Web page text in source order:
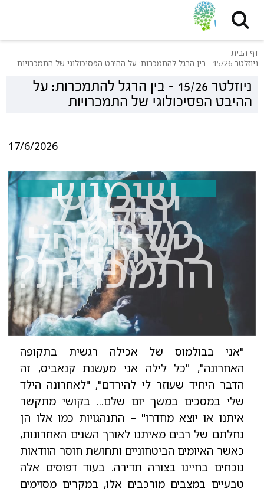
דף הבית
ניוזלטר 15/26 - בין הרגל להתמכרות: על ההיבט הפסיכולוגי של התמכרויות
ניוזלטר 15/26 - בין הרגל להתמכרות: על
ההיבט הפסיכולוגי של התמכרויות
17/6/2026
שימוש
יתר על
רקע
מלחמה:
כיצד נוכל
למנוע
התמכרות?
"אני בבולמוס של אכילה רגשית בתקופה
האחרונה", "כל לילה אני מעשנת קנאביס, זה
הדבר היחיד שעוזר לי להירדם", "לאחרונה הילד
שלי במסכים במשך יום שלם... בקושי מתקשר
איתנו או יוצא מחדרו" – התנהגויות כמו אלו הן
נחלתם של רבים מאיתנו לאורך השנים האחרונות,
כאשר האיומים הביטחוניים ותחושת חוסר הוודאות
נוכחים בחיינו בצורה תדירה. בעוד דפוסים אלה
טבעיים במצבים מורכבים אלו, במקרים מסוימים